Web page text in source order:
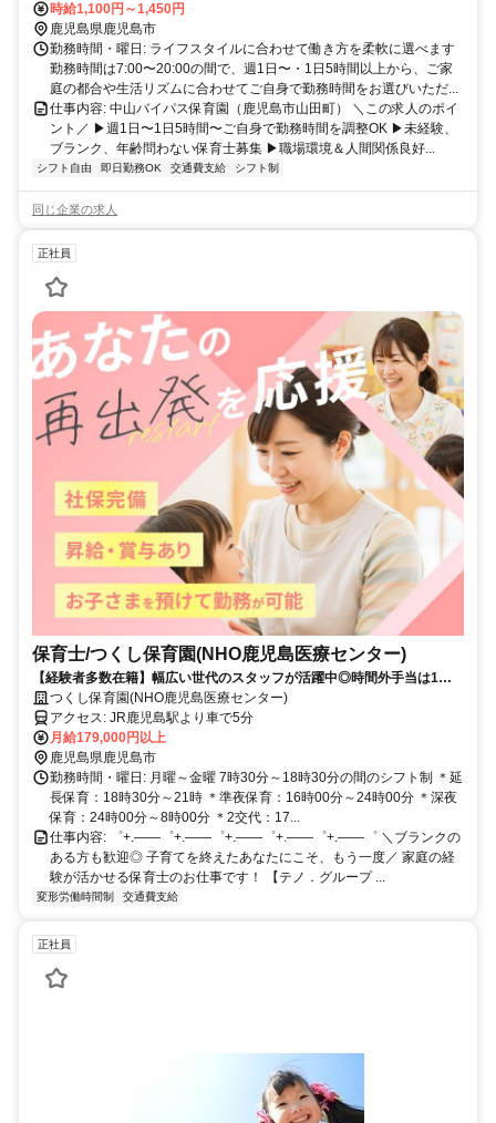
停から徒歩2分 マイカー（自動車）通勤OKです。駐車場は無料で使
用できます。
時給1,100円～1,450円
鹿児島県鹿児島市
勤務時間・曜日: ライフスタイルに合わせて働き方を柔軟に選べます
勤務時間は7:00〜20:00の間で、週1日〜・1日5時間以上から、ご家
庭の都合や生活リズムに合わせてご自身で勤務時間をお選びいただ...
仕事内容: 中山バイパス保育園（鹿児島市山田町） ＼この求人のポイ
ント／ ▶週1日〜1日5時間〜ご自身で勤務時間を調整OK ▶︎未経験、
ブランク、年齢問わない保育士募集 ▶︎職場環境＆人間関係良好...
シフト自由 即日勤務OK 交通費支給 シフト制
同じ企業の求人
正社員
保育士/つくし保育園(NHO鹿児島医療センター)
【経験者多数在籍】幅広い世代のスタッフが活躍中◎時間外手当は1分
単位で支給いたします！
つくし保育園(NHO鹿児島医療センター)
アクセス: JR鹿児島駅より車で5分
月給179,000円以上
鹿児島県鹿児島市
勤務時間・曜日: 月曜～金曜 7時30分～18時30分の間のシフト制 ＊延
長保育：18時30分～21時 ＊準夜保育：16時00分～24時00分 ＊深夜
保育：24時00分～8時00分 ＊2交代：17...
仕事内容: ゜+.――゜+.――゜+.――゜+.――゜+.――゜ ＼ブランクの
ある方も歓迎◎ 子育てを終えたあなたにこそ、もう一度／ 家庭の経
験が活かせる保育士のお仕事です！ 【テノ．グループ ...
変形労働時間制 交通費支給
正社員